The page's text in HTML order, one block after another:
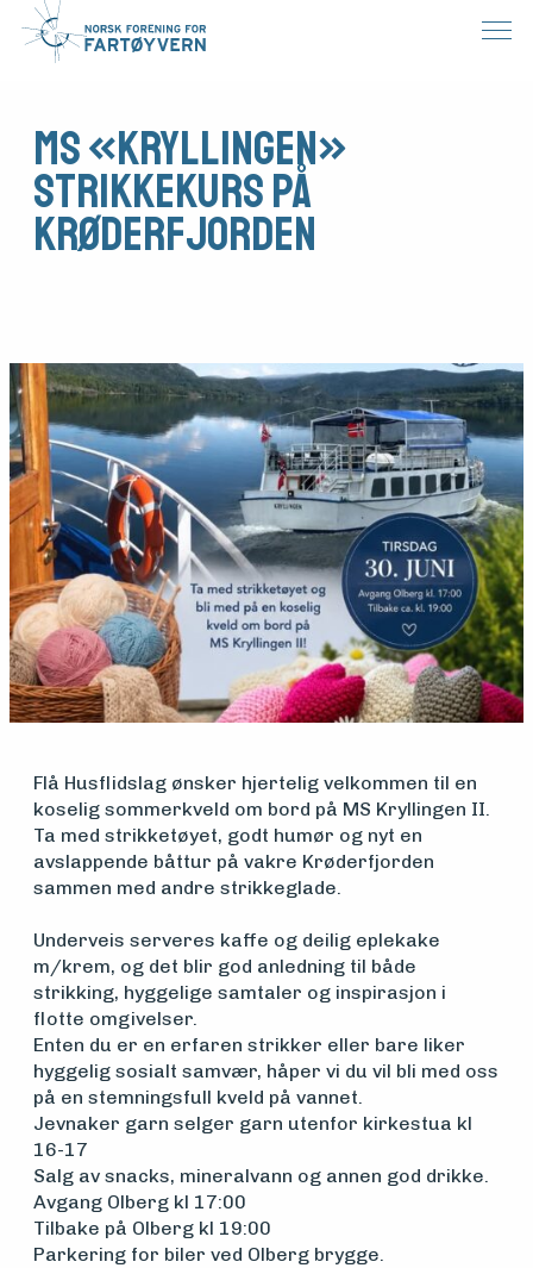
Medlemsfartøy
Søk
om
midler
Vern,
vedlikehold
og drift
Om
foreningen
Aktuelt
MS «Kryllingen»
Strikkekurs på
Krøderfjorden
Flå Husflidslag ønsker hjertelig velkommen til en
koselig sommerkveld om bord på MS Kryllingen II.
Ta med strikketøyet, godt humør og nyt en
avslappende båttur på vakre Krøderfjorden
sammen med andre strikkeglade.
Underveis serveres kaffe og deilig eplekake
m/krem, og det blir god anledning til både
strikking, hyggelige samtaler og inspirasjon i
flotte omgivelser.
Enten du er en erfaren strikker eller bare liker
hyggelig sosialt samvær, håper vi du vil bli med oss
på en stemningsfull kveld på vannet.
Jevnaker garn selger garn utenfor kirkestua kl
16-17
Salg av snacks, mineralvann og annen god drikke.
Avgang Olberg kl 17:00
Tilbake på Olberg kl 19:00
Parkering for biler ved Olberg brygge.